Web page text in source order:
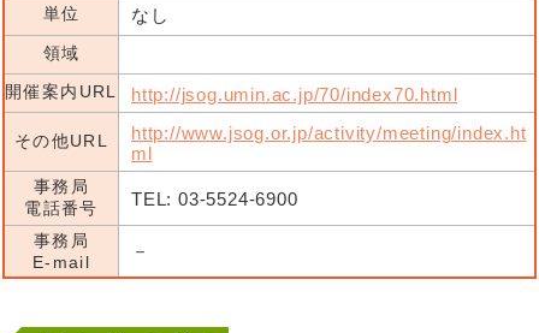
単位 なし
領域
開催案内URL
http://jsog.umin.ac.jp/70/index70.html
その他URL
http://www.jsog.or.jp/activity/meeting/index.ht
ml
事務局
電話番号
TEL: 03-5524-6900
事務局
E-mail
－